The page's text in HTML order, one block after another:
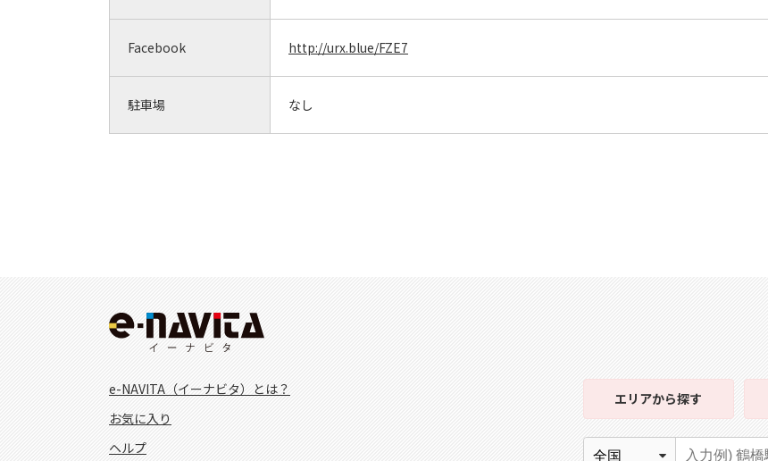
Facebook http://urx.blue/FZE7
駐車場 なし
e-NAVITA（イーナビタ）とは？
お気に入り
ヘルプ
エリアから探す